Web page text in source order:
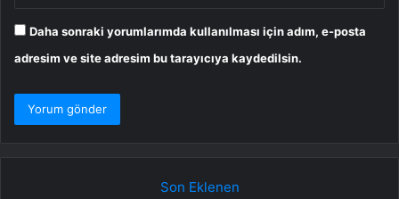
Daha sonraki yorumlarımda kullanılması için adım, e-posta
adresim ve site adresim bu tarayıcıya kaydedilsin.
Son Eklenen